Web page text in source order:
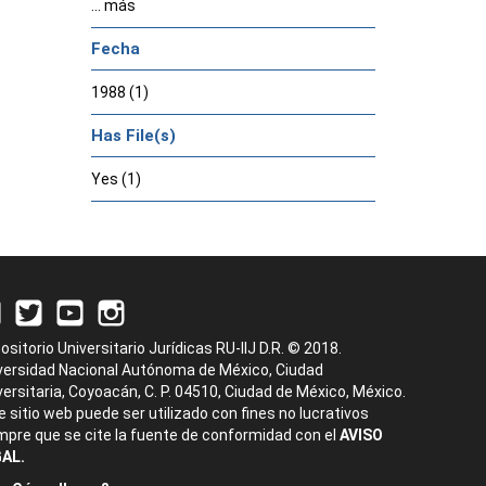
... más
Fecha
1988 (1)
Has File(s)
Yes (1)
Universitario Jurídicas RU-IIJ D.R. © 2018.
Nacional Autónoma de México, Ciudad
Coyoacán, C. P. 04510, Ciudad de México, México.
sitio web puede ser utilizado con fines no lucrativos
que se cite la fuente de conformidad con el AVISO